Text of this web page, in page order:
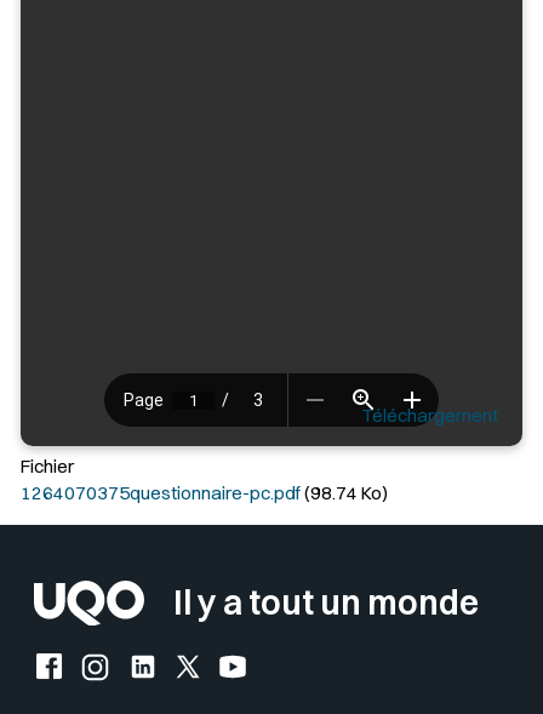
Téléchargement
Fichier
1264070375questionnaire-pc.pdf(98.74 Ko)
Il y a tout un monde
Facebook de l'UQO
Instagram de l'UQO
LinkedIn de l'UQO
X (Twitter) de l'UQO
YouTube de l'UQO